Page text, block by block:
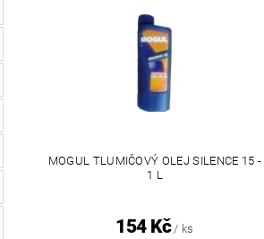
MOGUL TLUMIČOVÝ OLEJ SILENCE 15 -
1 L
154 Kč / ks